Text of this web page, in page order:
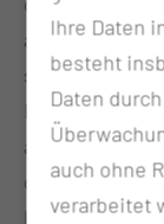
anderen
Laufe der
alternative
der Schlaf
kann. Dieses
Ihre Daten
besteht
Daten
auch ohne
verarbeitet